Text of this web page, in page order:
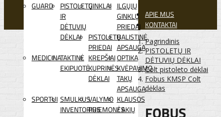
GUARD
PISTOLETŲ
IR
DĖTUVIŲ
DĖKLAI
GINKLAI ILGŲJŲ
GINKLŲ
PRIEDAI
PISTOLETŲ
PRIEDAI
BALISTINĖ
APSAUGA
MEDICINATAKTINĖ
EKIPUOTĖ
KREPŠIAI
KUPRINĖS
DĖKLAI
OPTIKA
KVĖPAVIMO
TAKŲ
APSAUGA
SPORTUI SMULKUS
INVENTORIUS
VALYMO
PRIEMONĖS
KLAUSOS
/ AKIŲ
APIE MUS
KONTAKTAI
Pagrindinis
PISTOLETŲ IR
DĖTUVIŲ DĖKLAI
Colt pistoleto dėklai
Fobus KMSP Colt
dėklas
FOBUS